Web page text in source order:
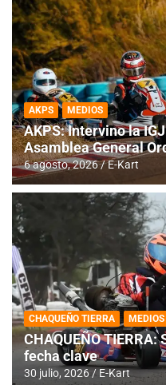
AKPS MEDIOS
AKPS: Intervino la
Asamblea General
6 agosto, 2026 E-Kart
CHAQUEÑO TIERRA MEDIOS
CHAQUEÑO
fecha clave
30 julio, 2026 E-Kart